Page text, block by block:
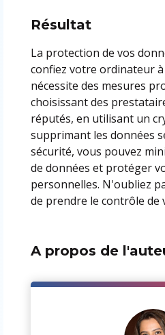
Résultat
La protection de vos
confiez votre ordinateur
nécessite des mesures
choisissant des
réputés, en utilisant un
supprimant les données
sécurité, vous pouvez
de données et protéger
personnelles. N'oubliez
de prendre le contrôle de
A propos de